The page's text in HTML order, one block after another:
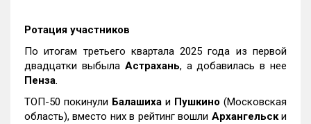
Ротация участников
По итогам третьего квартала 2025 года из первой
двадцатки выбыла Астрахань, а добавилась в нее
Пенза.
ТОП-50 покинули Балашиха и Пушкино (Московская
область), вместо них в рейтинг вошли Архангельски